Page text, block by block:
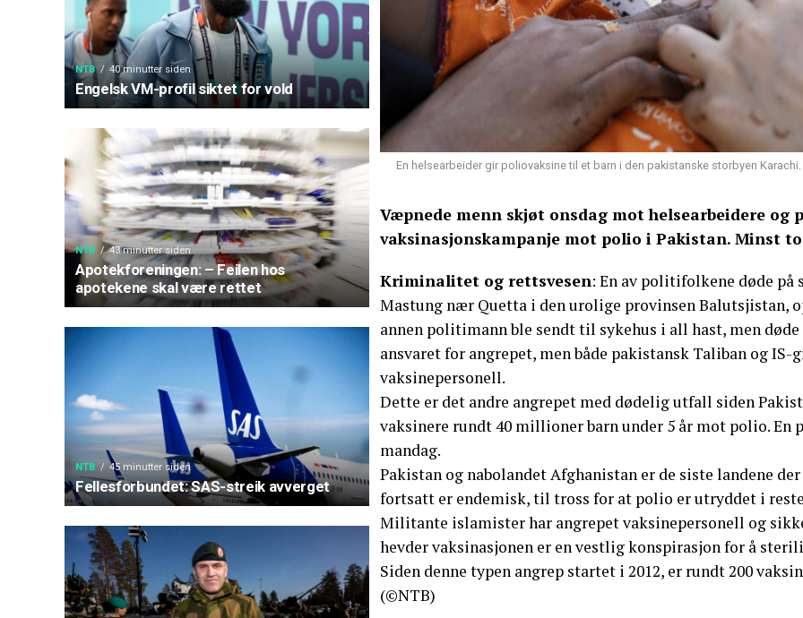
NTB 40 minutter siden
Engelsk VM-profil siktet for vold
NTB 43 minutter siden
Apotekforeningen: – Feilen hos
apotekene skal være rettet
NTB 45 minutter siden
Fellesforbundet: SAS-streik avverget
En helsearbeider gir poliovaksine til et barn i den pakistanske storbyen
Væpnede menn skjøt onsdag mot helsearbeidere
vaksinasjonskampanje mot polio i Pakistan. Minst
Kriminalitet og rettsvesen: En av politifolkene døde
Mastung nær Quetta i den urolige provinsen Balutsjistan,
annen politimann ble sendt til sykehus i all hast, men
ansvaret for angrepet, men både pakistansk Taliban og
vaksinepersonell.
Dette er det andre angrepet med dødelig utfall siden
vaksinere rundt 40 millioner barn under 5 år mot polio.
mandag.
Pakistan og nabolandet Afghanistan er de siste landene
fortsatt er endemisk, til tross for at polio er utryddet i
Militante islamister har angrepet vaksinepersonell og
hevder vaksinasjonen er en vestlig konspirasjon for å
Siden denne typen angrep startet i 2012, er rundt 200
(©NTB)